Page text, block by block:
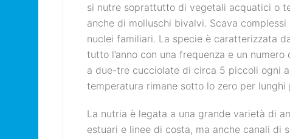
si nutre soprattutto di vegetali acquatici o
anche di molluschi bivalvi. Scava
nuclei familiari. La specie è caratterizzata
tutto l’anno con una frequenza e un
a due-tre cucciolate di circa 5 piccoli ogni
temperatura rimane sotto lo zero per lunghi
La nutria è legata a una grande varietà di
estuari e linee di costa, ma anche canali